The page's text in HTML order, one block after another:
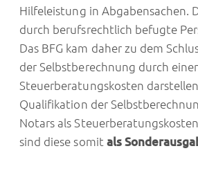
Hilfeleistung in Abgabensachen.
durch berufsrechtlich befugte
Das BFG kam daher zu dem
der Selbstberechnung durch
Steuerberatungskosten
Qualifikation der
Notars als
sind diese somit als